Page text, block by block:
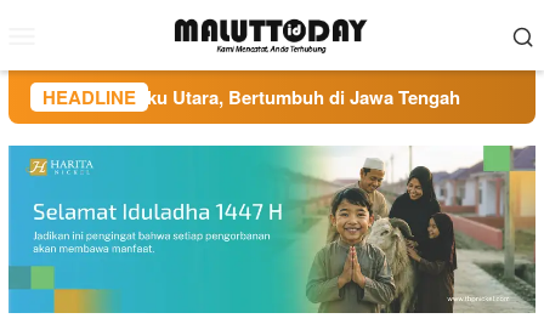
kontenMobile
HEADLINE
Utara, Bertumbuh di Jawa Tengah Administrasi